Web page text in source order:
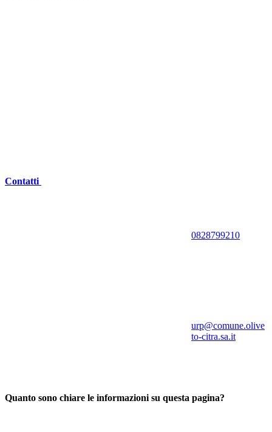
Contatti
0828799210
urp@comune.olive
to-citra.sa.it
Quanto sono chiare le informazioni su questa pagina?